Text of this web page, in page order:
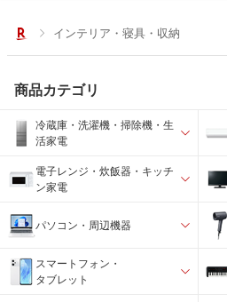
インテリア・寝具・収納
商品カテゴリ
冷蔵庫・洗濯機・掃除機・生
活家電
電子レンジ・炊飯器・キッチ
ン家電
パソコン・周辺機器
スマートフォン・
タブレット